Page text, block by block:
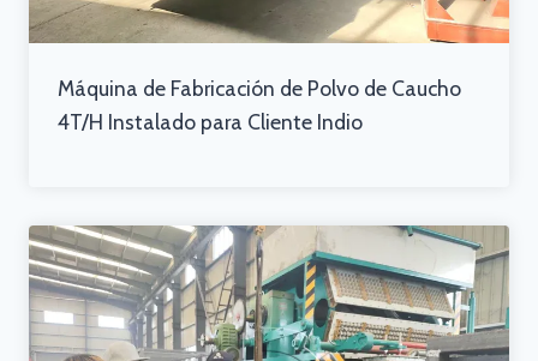
Máquina de Fabricación de Polvo de Caucho
4T/H Instalado para Cliente Indio